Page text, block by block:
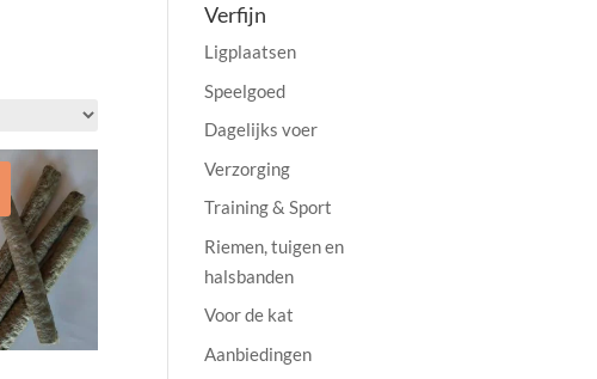
Verfijn
Ligplaatsen
Speelgoed
Dagelijks voer
Verzorging
Training & Sport
Riemen, tuigen en
halsbanden
Voor de kat
Aanbiedingen